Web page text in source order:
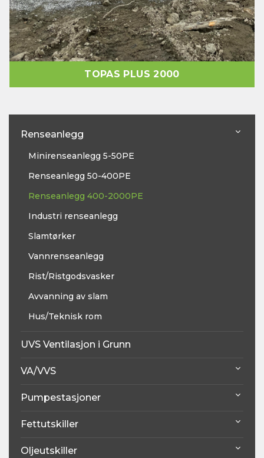
Renseanlegg
Minirenseanlegg 5-50PE
Renseanlegg 50-400PE
Renseanlegg 400-2000PE
Industri renseanlegg
Slamtørker
Vannrenseanlegg
Rist/Ristgodsvasker
Avvanning av slam
Hus/Teknisk rom
UVS Ventilasjon i Grunn
VA/VVS
Pumpestasjoner
Fettutskiller
Oljeutskiller
TOPAS PLUS 2000